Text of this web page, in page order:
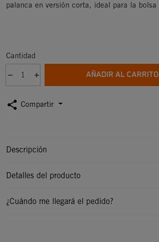
palanca en versión corta, ideal para la bolsa
Cantidad
AÑADIR AL CARRITO
share Compartir
Descripción
Detalles del producto
¿Cuándo me llegará el pedido?